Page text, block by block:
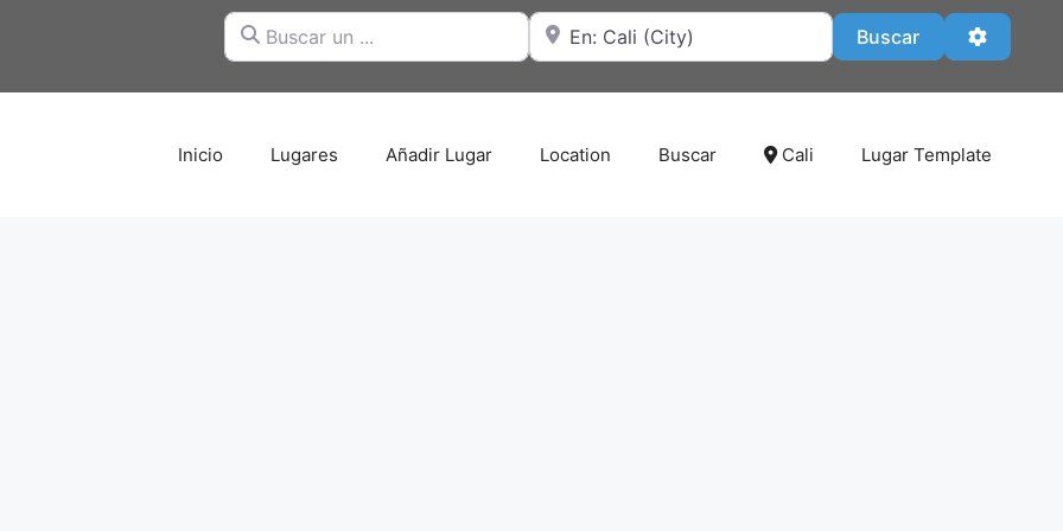
Buscar un ... Cerca de BuscarBuscar
Inicio Lugares Añadir Lugar Location Buscar Cali Lugar Template